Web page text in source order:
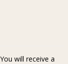
will receive a